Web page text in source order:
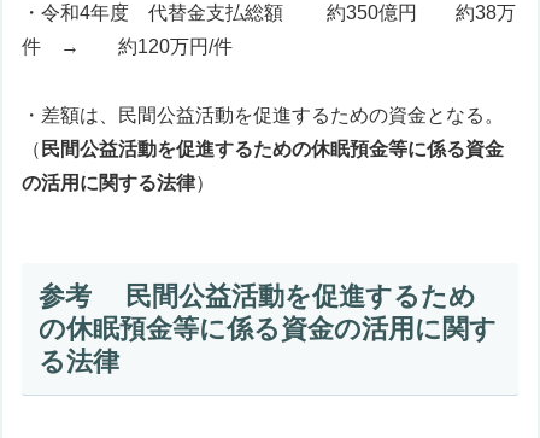
・令和4年度 代替金支払総額 約350億円 約38万
件 → 約120万円/件
・差額は、民間公益活動を促進するための資金となる。
（ 民間公益活動を促進するための休眠預金等に係る資金
の活用に関する法律）
参考 民間公益活動を促進するため
の休眠預金等に係る資金の活用に関す
る法律